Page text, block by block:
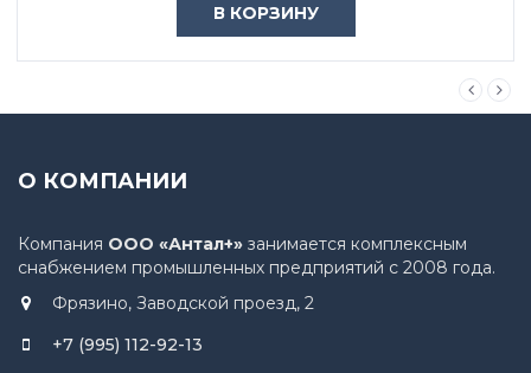
В КОРЗИНУ
О КОМПАНИИ
Компания ООО «Антал+» занимается комплексным
снабжением промышленных предприятий с 2008 года.
Фрязино, Заводской проезд, 2
+7 (995) 112-92-13